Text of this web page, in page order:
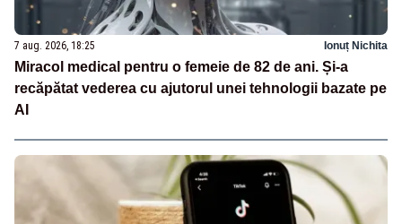
7 aug. 2026, 18:25 Ionuț Nichita
Miracol medical pentru o femeie de 82 de ani. Și-a
recăpătat vederea cu ajutorul unei tehnologii bazate pe
AI